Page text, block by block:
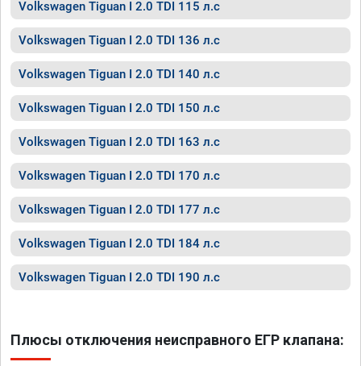
Volkswagen Tiguan I 2.0 TDI 115 л.с
Volkswagen Tiguan I 2.0 TDI 136 л.с
Volkswagen Tiguan I 2.0 TDI 140 л.с
Volkswagen Tiguan I 2.0 TDI 150 л.с
Volkswagen Tiguan I 2.0 TDI 163 л.с
Volkswagen Tiguan I 2.0 TDI 170 л.с
Volkswagen Tiguan I 2.0 TDI 177 л.с
Volkswagen Tiguan I 2.0 TDI 184 л.с
Volkswagen Tiguan I 2.0 TDI 190 л.с
Плюсы отключения неисправного ЕГР клапана: